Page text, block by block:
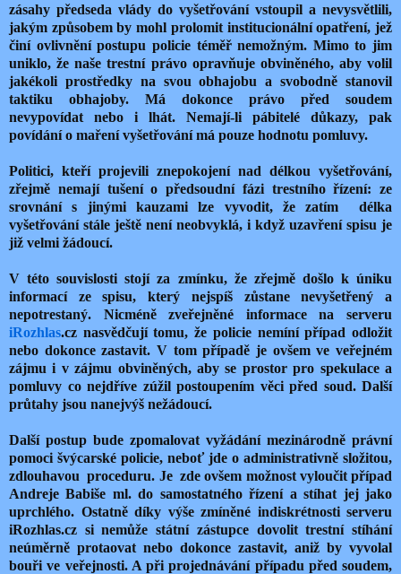
zásahy předseda vlády do vyšetřování vstoupil a nevysvětlili,
jakým způsobem by mohl prolomit institucionální opatření, jež
činí ovlivnění postupu policie téměř nemožným. Mimo to jim
uniklo, že naše trestní právo opravňuje obviněného, aby volil
jakékoli prostředky na svou obhajobu a svobodně stanovil
taktiku obhajoby. Má dokonce právo před soudem
nevypovídat nebo i lhát. Nemají-li pábitelé důkazy, pak
povídání o maření vyšetřování má pouze hodnotu pomluvy.
Politici, kteří projevili znepokojení nad délkou vyšetřování,
zřejmě nemají tušení o předsoudní fázi trestního řízení: ze
srovnání s jinými kauzami lze vyvodit, že zatím
délka
vyšetřování stále ještě není neobvyklá, i když uzavření spisu je
již velmi žádoucí.
V této souvislosti stojí za zmínku, že zřejmě došlo k úniku
informací ze spisu, který nejspíš zůstane nevyšetřený a
nepotrestaný. Nicméně zveřejněné informace na serveru
iRozhlas.cz nasvědčují tomu, že policie nemíní případ odložit
nebo dokonce zastavit. V tom případě je ovšem ve veřejném
zájmu i v zájmu obviněných, aby se prostor pro spekulace a
pomluvy co nejdříve zúžil postoupením věci před soud. Další
průtahy jsou nanejvýš nežádoucí.
Další postup bude zpomalovat vyžádání mezinárodně právní
pomoci švýcarské policie, neboť jde o administrativně složitou,
zdlouhavou proceduru. Je zde ovšem možnost vyloučit případ
Andreje Babiše ml. do samostatného řízení a stíhat jej jako
uprchlého. Ostatně díky výše zmíněné indiskrétnosti serveru
iRozhlas.cz si nemůže státní zástupce dovolit trestní stíhání
neúměrně protaovat nebo dokonce zastavit, aniž by vyvolal
bouři ve veřejnosti. A při projednávání případu před soudem,